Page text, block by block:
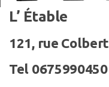
L’ Étable
121, rue Colbert
Tel 0675990450